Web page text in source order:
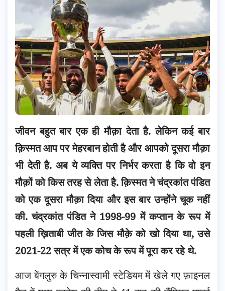
जीवन बहुत बार एक ही मौक़ा देता है. लेकिन कई बार
क़िस्मत आप पर मेहरबान होती है और आपको दूसरा मौक़ा
भी देती है. अब ये व्यक्ति पर निर्भर करता है कि वो इन
मौक़ों को किस तरह से लेता है. क़िस्मत ने चंद्रकांत पंडित
को एक दूसरा मौक़ा दिया और इस बार उन्होंने चूक नहीं
की. चंद्रकांत पंडित ने 1998-99 में कप्तान के रूप में
पहली ख़िताबी जीत के जिस मौक़े को खो दिया था, उसे
2021-22 सत्र में एक कोच के रूप में पूरा कर रहे थे.
आज बेंगलुरु के चिन्नास्वामी स्टेडियम में खेले गए फ़ाइनल